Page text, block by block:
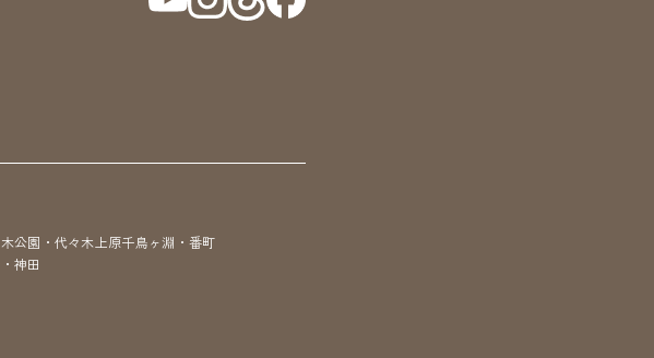
公園・代々木上原千鳥ヶ淵・番町
神田